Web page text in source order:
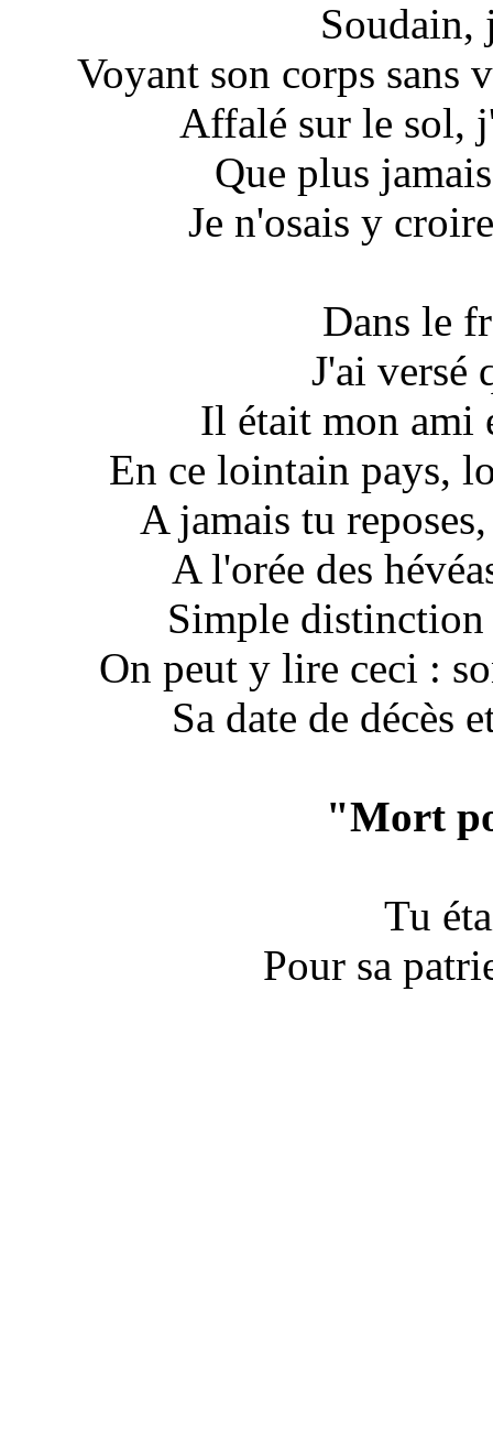
Soudain,
Voyant son corps sans
Affalé sur le sol,
Que plus
Je n'osais y
Dans le
J'ai versé
Il était mon ami
En ce lointain pays,
A jamais tu
A l'orée des
Simple
On peut y lire ceci :
Sa date de décès
"Mort
Tu
Pour sa